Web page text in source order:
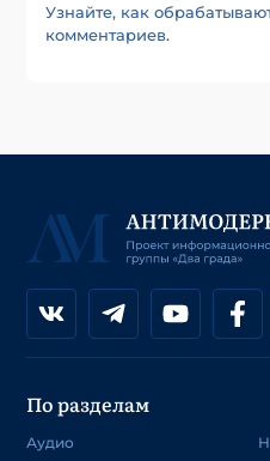
Узнайте, как
комментариев.
По разделам
Аудио